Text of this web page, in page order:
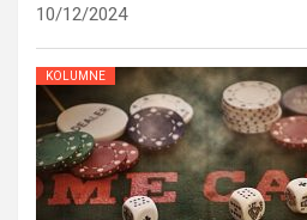
10/12/2024
KOLUMNE